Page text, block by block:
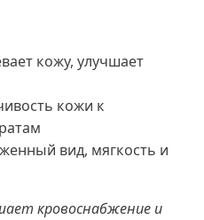
кожу, улучшает
кожи к
вид, мягкость и
кровоснабжение и